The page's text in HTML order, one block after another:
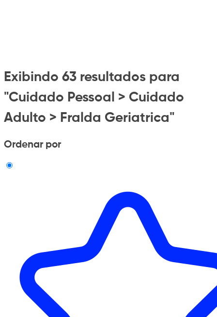
Exibindo 63 resultados para
"Cuidado Pessoal > Cuidado
Adulto > Fralda Geriatrica"
Ordenar por